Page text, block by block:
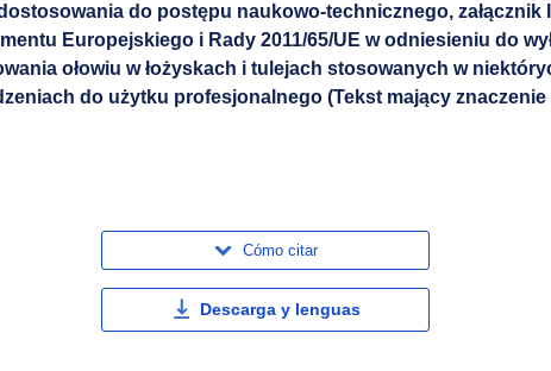
do postępu naukowo-technicznego, załącznik
Europejskiego i Rady 2011/65/UE w odniesieniu do
ołowiu w łożyskach i tulejach stosowanych w
do użytku profesjonalnego (Tekst mający znaczenie
Cómo citar
Descarga y lenguas